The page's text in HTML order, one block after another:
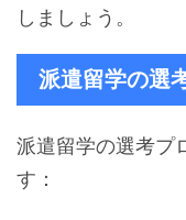
しましょう。
派遣留学の選
派遣留学の選考プ
す：